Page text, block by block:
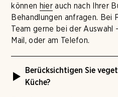
können hierauch nach Ihrer
Behandlungen anfragen. Bei
Team gerne bei der
Mail, oder am Telefon.
Berücksichtigen Sie
Küche?